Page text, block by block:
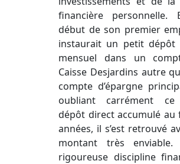
financière personnelle.
début de son premier
instaurait un petit dépôt
mensuel dans un
Caisse Desjardins autre
compte d’épargne
oubliant carrément
dépôt direct accumulé au
années, il s’est retrouvé
montant très enviable.
rigoureuse discipline